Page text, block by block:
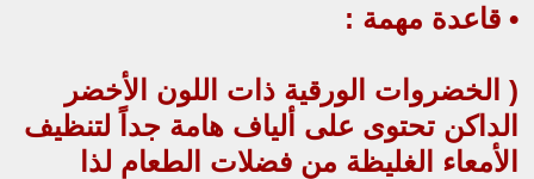
• قاعدة مهمة :
( الخضروات الورقية ذات اللون الأخضر
الداكن تحتوى على ألياف هامة جداً لتنظيف
الأمعاء الغليظة من فضلات الطعام لذا